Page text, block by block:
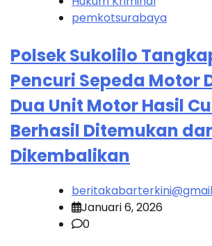
pemkotsurabaya
Polsek Sukolilo
Pencuri Sepeda Motor
Dua Unit Motor Hasil
Berhasil Ditemukan
Dikembalikan
Januari 6, 2026
0